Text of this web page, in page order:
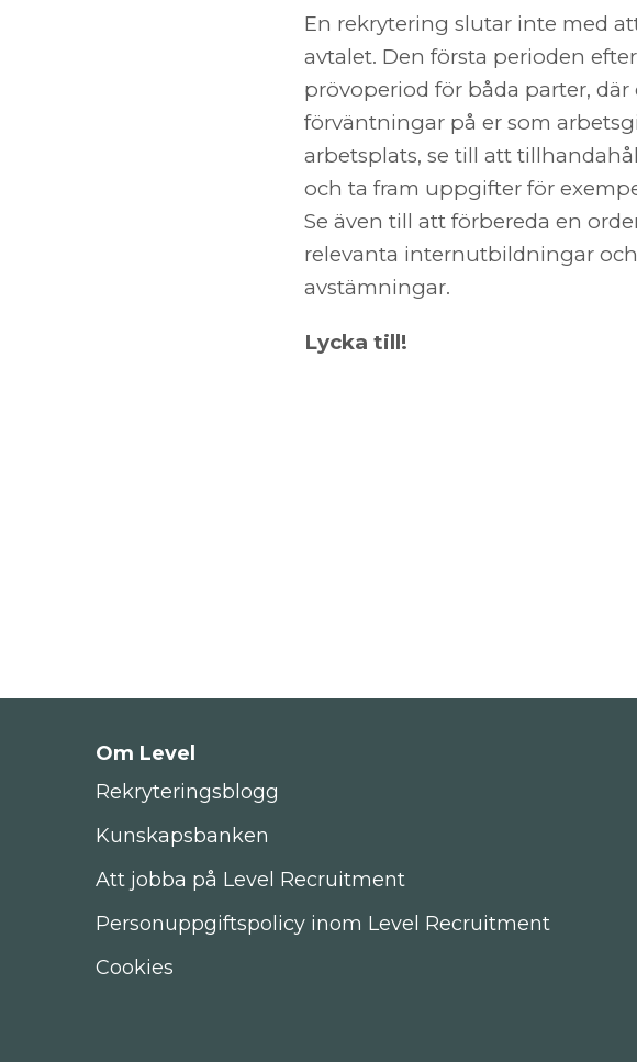
En rekrytering slutar inte med
avtalet. Den första perioden
prövoperiod för båda parter,
förväntningar på er som
arbetsplats, se till att
och ta fram uppgifter för
Se även till att förbereda en
relevanta internutbildningar
avstämningar.
Lycka till!
Om Level
Rekryteringsblogg
Kunskapsbanken
Att jobba på Level Recruitment
Personuppgiftspolicy inom Level Recruitment
Cookies